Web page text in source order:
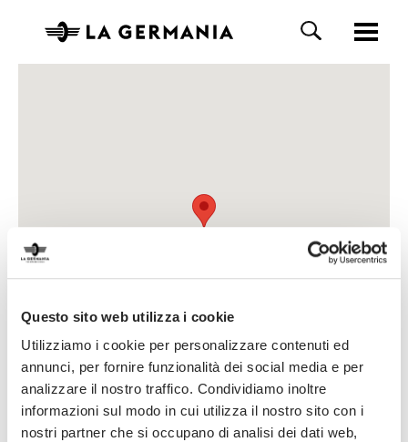
Questo sito web utilizza i cookie
Utilizziamo i cookie per personalizzare contenuti ed
annunci, per fornire funzionalità dei social media e per
analizzare il nostro traffico. Condividiamo inoltre
informazioni sul modo in cui utilizza il nostro sito con i
nostri partner che si occupano di analisi dei dati web,